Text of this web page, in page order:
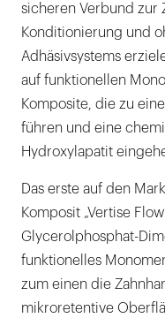
sicheren Verbund zur
Konditionierung und
Adhäsivsystems
auf funktionellen
Komposite, die zu
führen und eine
Hydroxylapatit
Das erste auf den
Komposit „Vertise
Glycerolphosphat-
funktionelles
zum einen die
mikroretentive